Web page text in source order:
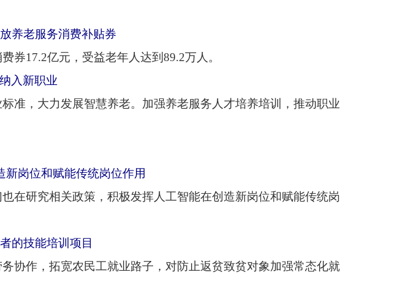
岗位作用
，积极发挥人工智能在创造新岗位和赋能传统岗
就业路子，对防止返贫致贫对象加强常态化就
空经济、新能源汽车、人工智能技术、康养服务
有效发挥了保障功能。今年，试点将进一步扩大
式调解，努力为新就业群体织密权益保障“安全